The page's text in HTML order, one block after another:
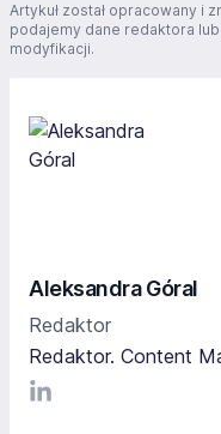
Artykuł został opracowany i
podajemy dane redaktora
modyfikacji.
Aleksandra Góral
Redaktor
Redaktor. Content
LinkediIn